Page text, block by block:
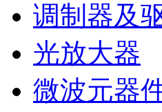
调制器及
光放大器
微波元器